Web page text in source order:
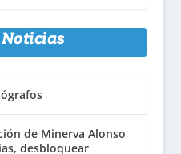
de Minerva Alonso
desbloquear